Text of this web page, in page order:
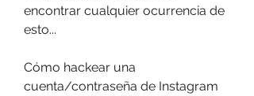
encontrar cualquier ocurrencia de
esto...
Cómo hackear una
cuenta/contraseña de Instagram